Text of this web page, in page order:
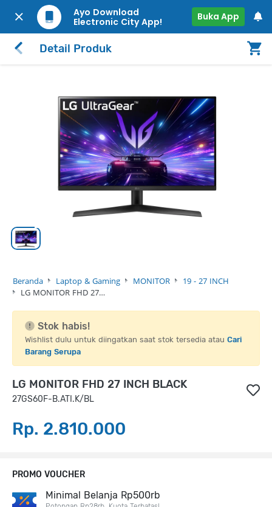
Ayo Download
Electronic City App!
Buka App
Detail Produk
Beranda Laptop & Gaming MONITOR
19 - 27 INCH
LG MONITOR FHD 27…
Stok habis!
Wishlist dulu untuk diingatkan saat stok tersedia atau Cari
Barang Serupa
LG MONITOR FHD 27 INCH BLACK
27GS60F-B.ATI.K/BL
Rp. 2.810.000
PROMO VOUCHER
Minimal Belanja Rp500rb